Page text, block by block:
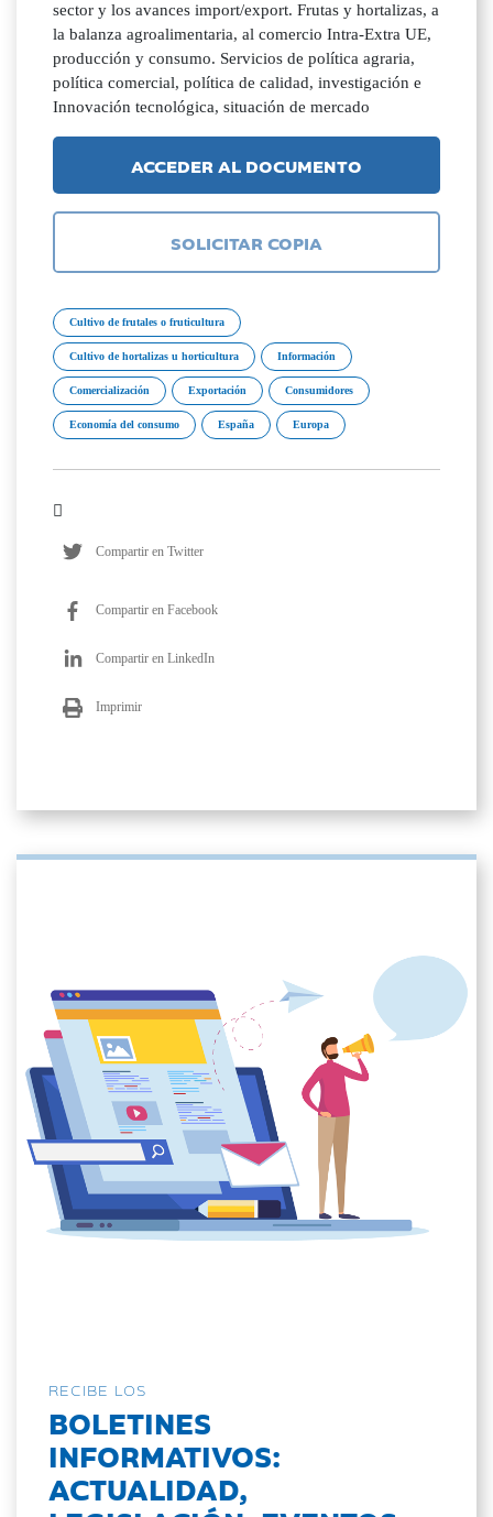
sector y los avances import/export. Frutas y hortalizas, a
la balanza agroalimentaria, al comercio Intra-Extra UE,
producción y consumo. Servicios de política agraria,
política comercial, política de calidad, investigación e
Innovación tecnológica, situación de mercado
ACCEDER AL DOCUMENTO
SOLICITAR COPIA
Cultivo de frutales o fruticultura
Cultivo de hortalizas u horticultura Información
Comercialización Exportación Consumidores
Economía del consumo España Europa
Compartir en Twitter
Compartir en Facebook
Compartir en LinkedIn
Imprimir
RECIBE LOS
BOLETINES
INFORMATIVOS:
ACTUALIDAD,